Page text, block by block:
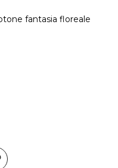
fantasia floreale